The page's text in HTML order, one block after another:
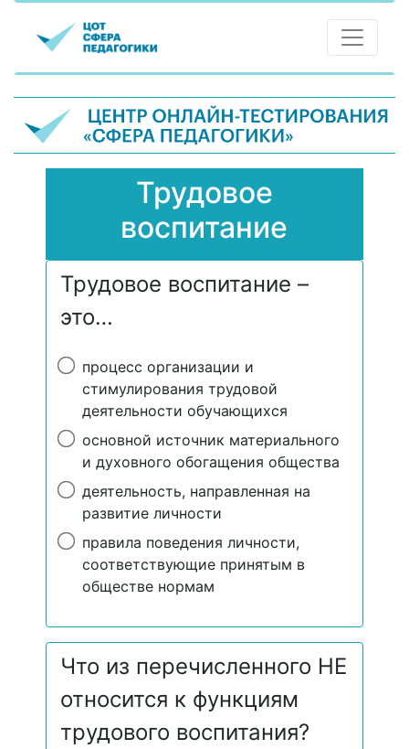
Трудовое
воспитание
Трудовое воспитание –
это…
процесс организации и
стимулирования трудовой
деятельности обучающихся
основной источник материального
и духовного обогащения общества
деятельность, направленная на
развитие личности
правила поведения личности,
соответствующие принятым в
обществе нормам
Что из перечисленного НЕ
относится к функциям
трудового воспитания?